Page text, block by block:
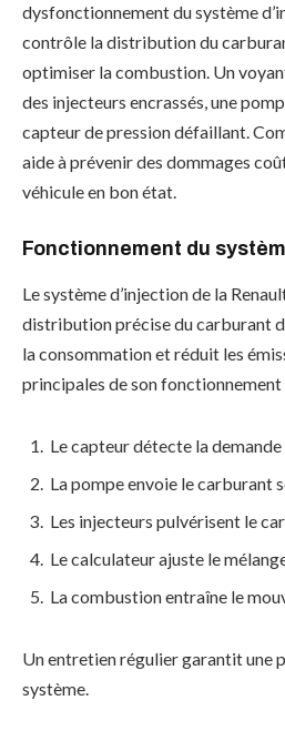
dysfonctionnement du système
contrôle la distribution du
optimiser la combustion. Un
des injecteurs encrassés, une
capteur de pression défaillant.
aide à prévenir des dommages
véhicule en bon état.
Fonctionnement du
Le système d’injection de la
distribution précise du carburant
la consommation et réduit les
principales de son fonctionnement
Le capteur détecte la
La pompe envoie le carburant
Les injecteurs pulvérisent le
Le calculateur ajuste le
La combustion entraîne le
Un entretien régulier garantit une
système.